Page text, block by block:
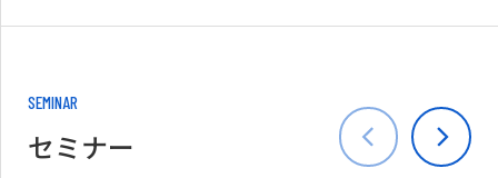
SEMINAR
セミナー